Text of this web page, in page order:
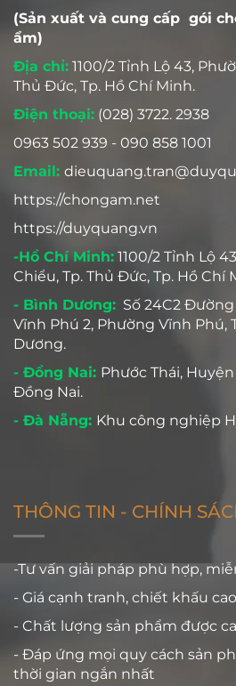
(Sản xuất và cung cấp gói
ẩm)
Địa chỉ: 1100/2 Tỉnh Lộ 43,
Thủ Đức, Tp. Hồ Chí Minh.
Điện thoại: (028) 3722. 2938
0963 502 939 - 090 858 1001
Email:
https://chongam.net
https://duyquang.vn
-Hồ Chí Minh: 1100/2 Tỉnh Lộ
Chiểu, Tp. Thủ Đức, Tp. Hồ Chí
- Bình Dương: Số 24C2 Đường
Vĩnh Phú 2, Phường Vĩnh Phú,
Dương.
- Đồng Nai: Phước Thái,
Đồng Nai.
- Đà Nẵng: Khu công nghiệp
THÔNG TIN - CHÍNH
-Tư vấn giải pháp phù hợp,
- Giá cạnh tranh, chiết khấu cao
- Chất lượng sản phẩm được
- Đáp ứng mọi quy cách sản
thời gian ngắn nhất